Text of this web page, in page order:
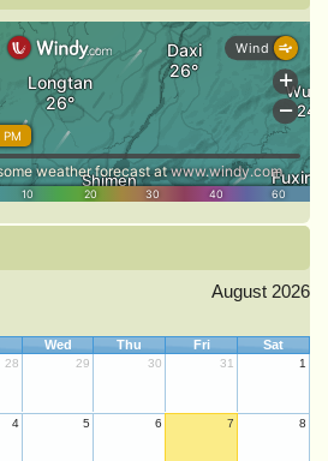
August 2026
Wed Thu Fri Sat
28 29 30 31 1
4 5 6 7 8